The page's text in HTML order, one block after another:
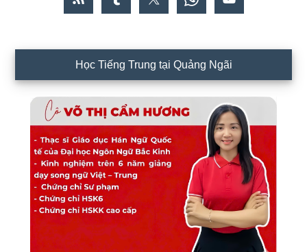
Học Tiếng Trung tại Quảng Ngãi